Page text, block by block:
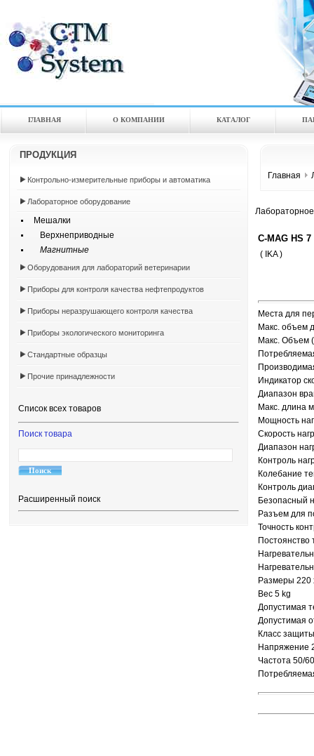
ГЛАВНАЯ О КОМПАНИИ КАТАЛOГ
ПРОДУКЦИЯ
Контрольно-измерительные приборы и автоматика
Лабораторное оборудование
Мешалки
Верхнеприводные
Магнитные
Оборудования для лабораторий ветеринарии
Приборы для контроля качества нефтепродуктов
Приборы неразрушающего контроля качества
Приборы экологического мониторинга
Стандартные образцы
Прочие принадлежности
Список всех товаров
Поиск товара
Расширенный поиск
Главная
C-MAG HS
( IKA )
Места для
Макс. объем
Макс. Объем
Индикатор
Диапазон
Макс. длина
Мощность
Скорость
Диапазон
Контроль
Колебание
Контроль
Безопасный
Разъем для
Точность
Постоянство
Размеры 220
Вес 5 kg
Допустимая
Допустимая
Класс
Напряжение
Частота 50/